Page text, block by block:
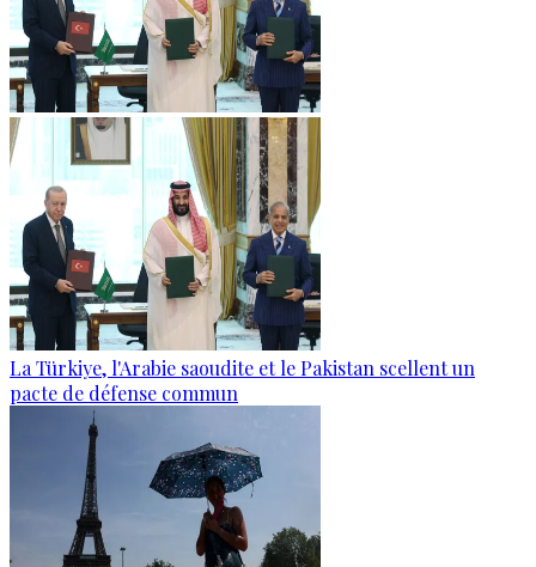
La Türkiye, l'Arabie saoudite et le Pakistan scellent un
pacte de défense commun